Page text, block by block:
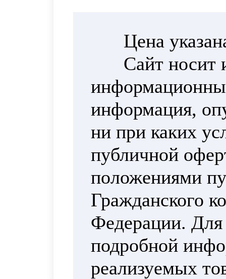
Цена
Сайт носит
информация,
ни при каких
публичной
положениями
Гражданского
Федерации. Для
подробной
реализуемых